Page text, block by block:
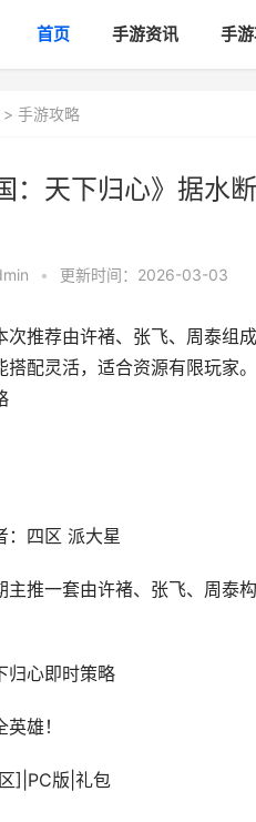
首页 手游资讯 手
> 手游攻略
：天下归心》据水
• 更新时间：2026-03-03
次推荐由许褚、张飞、周泰组
搭配灵活，适合资源有限玩家
四区 派大星
一套由许褚、张飞、周泰构
归心即时策略
雄！
] PC版 礼包